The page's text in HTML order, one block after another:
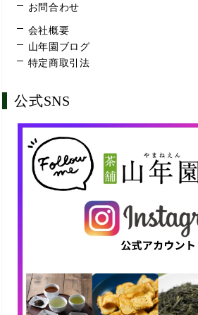
お問合わせ
会社概要
山年園ブログ
特定商取引法
公式SNS